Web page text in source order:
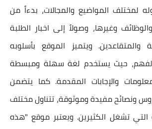
لمختلف المواضيع والمجالات، بدءاً من
والوظائف وغيرها، وصولاً إلى اخبار الطلبة
والمتقاعدين. ويتميز الموقع بأسلوبه
حيث يستخدم لغة سهلة ومبسطة
والإجابات المقدمة. كما يتضمن
ونصائح مفيدة وموثوقة، تتناول مختلف
التي تشغل الكثيرين. ويعتبر موقع "هذه